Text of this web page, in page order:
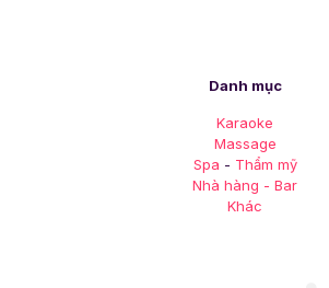
Danh mục
Karaoke
Massage
Spa - Thẩm mỹ
Nhà hàng - Bar
Khác